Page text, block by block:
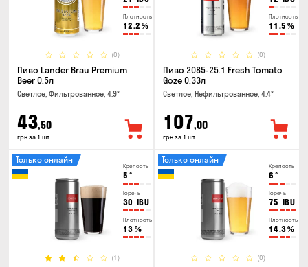
Плотность
12.2 %
(0)
Пиво Lander Brau Premium
Beer 0.5л
Светлое, Фильтрованное, 4.9°
43,50
грн за 1 шт
Плотность
11.5 %
(0)
Пиво 2085-25.1 Fresh Tomato
Goze 0.33л
Светлое, Нефильтрованное, 4.4°
107,00
грн за 1 шт
Крепость
5 °
Горечь
30 IBU
Плотность
13 %
(1)
Только онлайн
Крепость
6 °
Горечь
75 IBU
Плотность
14.3%
(0)
Только онлайн